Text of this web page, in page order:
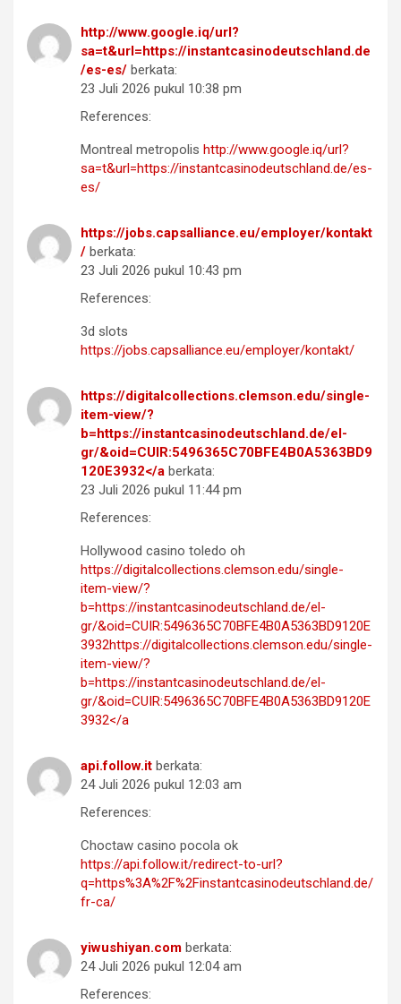
http://www.google.iq/url?
sa=t&url=https://instantcasinodeutschland.de
/es-es/ berkata:
23 Juli 2026 pukul 10:38 pm
References:
Montreal metropolis http://www.google.iq/url?
sa=t&url=https://instantcasinodeutschland.de/es-
es/
https://jobs.capsalliance.eu/employer/kontakt
/ berkata:
23 Juli 2026 pukul 10:43 pm
References:
3d slots
https://jobs.capsalliance.eu/employer/kontakt/
https://digitalcollections.clemson.edu/single-
item-view/?
b=https://instantcasinodeutschland.de/el-
gr/&oid=CUIR:5496365C70BFE4B0A5363BD9
120E3932</a berkata:
23 Juli 2026 pukul 11:44 pm
References:
Hollywood casino toledo oh
https://digitalcollections.clemson.edu/single-
item-view/?
b=https://instantcasinodeutschland.de/el-
gr/&oid=CUIR:5496365C70BFE4B0A5363BD9120E
3932https://digitalcollections.clemson.edu/single-
item-view/?
b=https://instantcasinodeutschland.de/el-
gr/&oid=CUIR:5496365C70BFE4B0A5363BD9120E
3932</a
api.follow.it berkata:
24 Juli 2026 pukul 12:03 am
References:
Choctaw casino pocola ok
https://api.follow.it/redirect-to-url?
q=https%3A%2F%2Finstantcasinodeutschland.de/
fr-ca/
yiwushiyan.com berkata:
24 Juli 2026 pukul 12:04 am
References: